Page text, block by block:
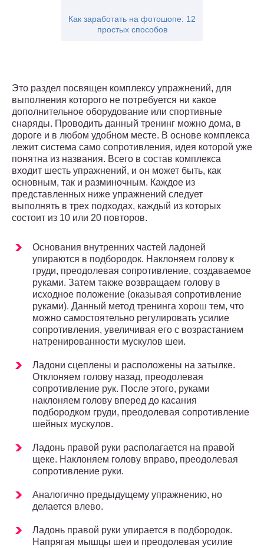
Как заработать на фотошопе: 12
простых способов
Это раздел посвящен комплексу упражнений, для
выполнения которого не потребуется ни какое
дополнительное оборудование или спортивные
снаряды. Проводить данный тренинг можно дома, в
дороге и в любом удобном месте. В основе комплекса
лежит система само сопротивления, идея которой уже
понятна из названия. Всего в состав комплекса
входит шесть упражнений, и он может быть, как
основным, так и разминочным. Каждое из
представленных ниже упражнений следует
выполнять в трех подходах, каждый из которых
состоит из 10 или 20 повторов.
Основания внутренних частей ладоней
упираются в подбородок. Наклоняем голову к
груди, преодолевая сопротивление, создаваемое
руками. Затем также возвращаем голову в
исходное положение (оказывая сопротивление
руками). Данный метод тренинга хорош тем, что
можно самостоятельно регулировать усилие
сопротивления, увеличивая его с возрастанием
натренированности мускулов шеи.
Ладони сцеплены и расположены на затылке.
Отклоняем голову назад, преодолевая
сопротивление рук. После этого, руками
наклоняем голову вперед до касания
подбородком груди, преодолевая сопротивление
шейных мускулов.
Ладонь правой руки располагается на правой
щеке. Наклоняем голову вправо, преодолевая
сопротивление руки.
Аналогично предыдущему упражнению, но
делается влево.
Ладонь правой руки упирается в подбородок.
Напрягая мышцы шеи и преодолевая усилие